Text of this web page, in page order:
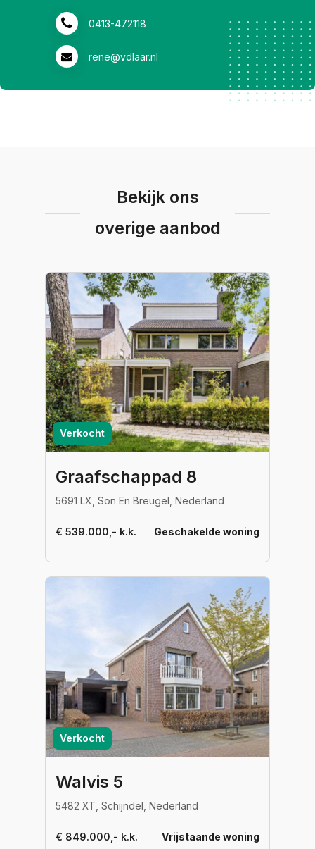
0413-472118
rene@vdlaar.nl
Bekijk ons
overige aanbod
Verkocht
Graafschappad 8
5691 LX, Son En Breugel, Nederland
€ 539.000,- k.k. Geschakelde woning
Verkocht
Walvis 5
5482 XT, Schijndel, Nederland
€ 849.000,- k.k. Vrijstaande woning